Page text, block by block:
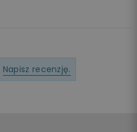
Napisz recenzję.